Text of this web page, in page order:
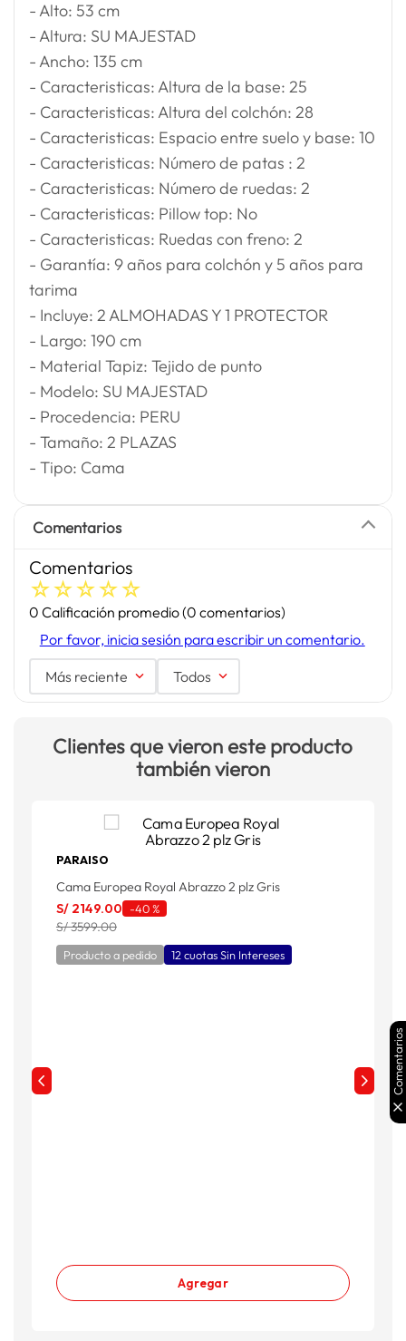
- Alto: 53 cm
- Altura: SU MAJESTAD
- Ancho: 135 cm
- Caracteristicas: Altura de la base: 25
- Caracteristicas: Altura del colchón: 28
- Caracteristicas: Espacio entre suelo y base: 10
- Caracteristicas: Número de patas : 2
- Caracteristicas: Número de ruedas: 2
- Caracteristicas: Pillow top: No
- Caracteristicas: Ruedas con freno: 2
- Garantía: 9 años para colchón y 5 años para
tarima
- Incluye: 2 ALMOHADAS Y 1 PROTECTOR
- Largo: 190 cm
- Material Tapiz: Tejido de punto
- Modelo: SU MAJESTAD
- Procedencia: PERU
- Tamaño: 2 PLAZAS
- Tipo: Cama
Comentarios
Comentarios
☆☆☆☆☆
0 Calificación promedio(0 comentarios)
Por favor, inicia sesión para escribir un comentario.
Más reciente Todos
Clientes que vieron este producto
también vieron
PARAISO
Cama Europea Royal Abrazzo 2 plz Gris
S/ 2149.00 -40 %
S/ 3599.00
Producto a pedido 12 cuotas Sin Intereses
Agregar
Comentarios